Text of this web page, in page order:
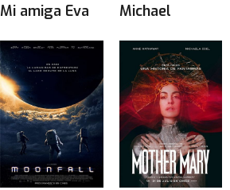
Mi amiga Eva Michael